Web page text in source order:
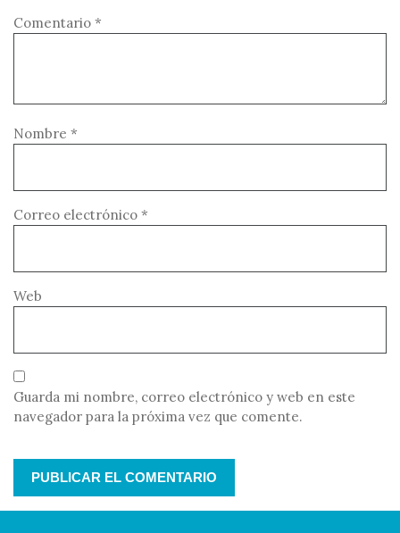
Comentario *
Nombre *
Correo electrónico *
Web
Guarda mi nombre, correo electrónico y web en este
navegador para la próxima vez que comente.